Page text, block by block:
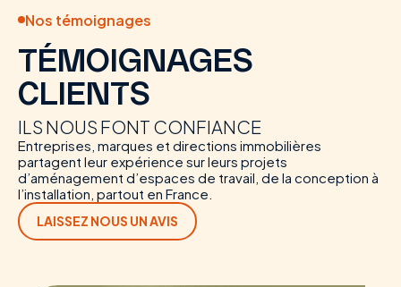
Nos témoignages
TÉMOIGNAGES
CLIENTS
ILS NOUS FONT CONFIANCE
Entreprises, marques et directions immobilières
partagent leur expérience sur leurs projets
d’aménagement d’espaces de travail, de la conception à
l’installation, partout en France.
LAISSEZ NOUS UN AVIS